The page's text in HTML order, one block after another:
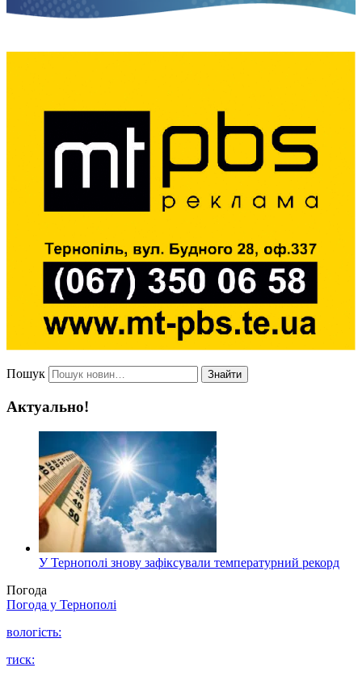
Пошук Знайти
Актуально!
У Тернополі знову зафіксували температурний рекорд
Погода
Погода у Тернополі
вологість:
тиск: